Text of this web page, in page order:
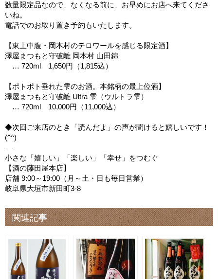
数量限定品なので、なくなる前に、お早めにお店へ来てくださ
いね。
電話でのお取り置き予約もいたします。
【東上中腹・岡本村のテロワールを感じる限定酒】
澤屋まつもと守破離 岡本村 山田錦
… 720ml 1,650円（1,815込）
【ポトポト垂れた雫のお酒。本銘柄の最上位酒】
澤屋まつもと守破離 Ultra 雫（ウルトラ雫）
… 720ml 10,000円（11,000込）
◆次回ご来店のとき「読んだよ」の声が聞けると嬉しいです！
(^^)
—
小さな「嬉しい」「楽しい」「幸せ」をつむぐ
【酒の藤田屋本店】
店舗 9:00～19:00（月～土・日も毎日営業）
岐阜県大垣市新田町3-8
関連記事